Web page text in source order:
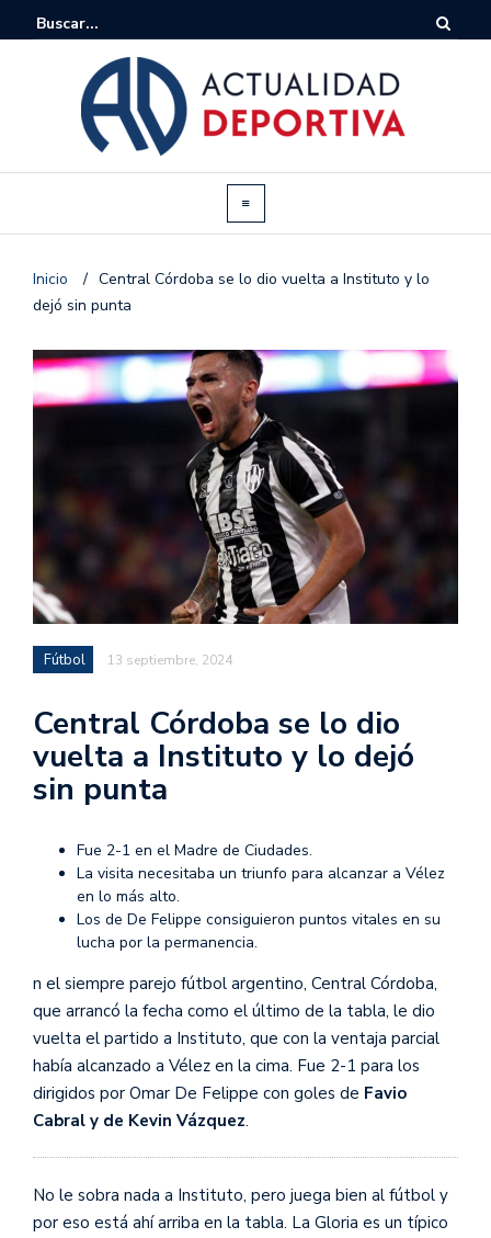
Inicio / Central Córdoba se lo dio vuelta a Instituto y lo
dejó sin punta
Fútbol 13 septiembre, 2024
Central Córdoba se lo dio
vuelta a Instituto y lo dejó
sin punta
Fue 2-1 en el Madre de Ciudades.
La visita necesitaba un triunfo para alcanzar a Vélez
en lo más alto.
Los de De Felippe consiguieron puntos vitales en su
lucha por la permanencia.
n el siempre parejo fútbol argentino, Central Córdoba,
que arrancó la fecha como el último de la tabla, le dio
vuelta el partido a Instituto, que con la ventaja parcial
había alcanzado a Vélez en la cima. Fue 2-1 para los
dirigidos por Omar De Felippe con goles de Favio
Cabral y de Kevin Vázquez.
No le sobra nada a Instituto, pero juega bien al fútbol y
por eso está ahí arriba en la tabla. La Gloria es un típico